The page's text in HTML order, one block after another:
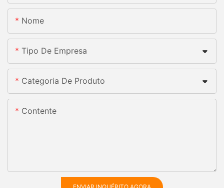
Nome
Tipo De Empresa
Categoria De Produto
Contente